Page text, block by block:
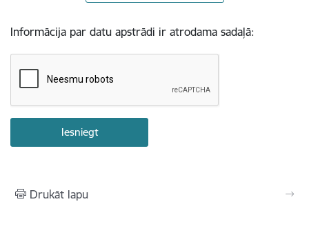
Informācija par datu apstrādi ir atrodama sadaļā:
Drukāt lapu